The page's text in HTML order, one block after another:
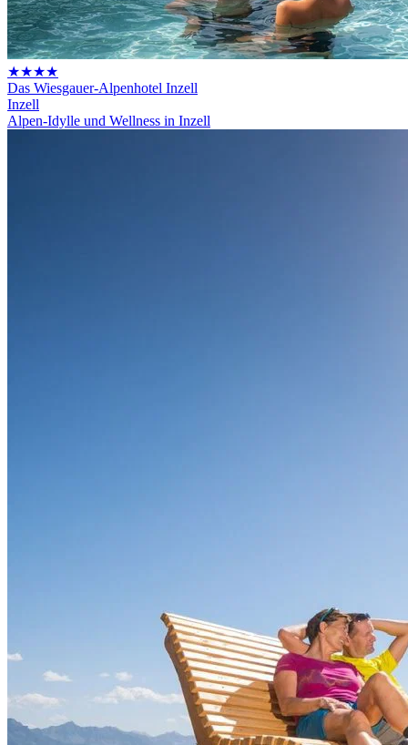
★★★★
Das Wiesgauer-Alpenhotel Inzell
Inzell
Alpen-Idylle und Wellness in Inzell